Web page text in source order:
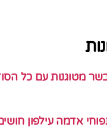
מטוגנות עם כל
אדמה עילפון